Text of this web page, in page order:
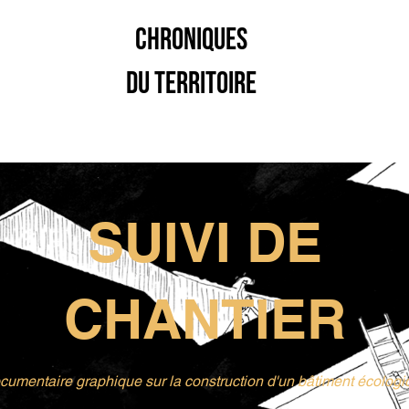
CHRONIQUES
DU TERRITOIRE
SUIVI DE
CHANTIER
graphique sur la construction d'un bâtiment